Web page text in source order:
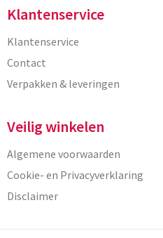
Klantenservice
Klantenservice
Contact
Verpakken & leveringen
Veilig winkelen
Algemene voorwaarden
Cookie- en Privacyverklaring
Disclaimer